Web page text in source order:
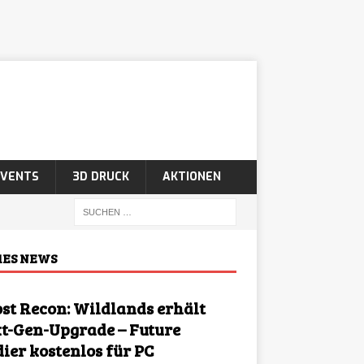
3D DRUCK AKTIONEN
NEWS
Recon: Wildlands erhält
Gen-Upgrade – Future
kostenlos für PC